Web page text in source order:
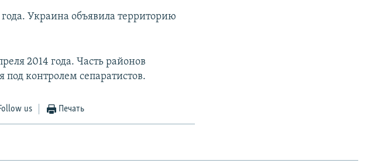
Украина объявила территорию
2014 года. Часть районов
под контролем сепаратистов.
us Печать